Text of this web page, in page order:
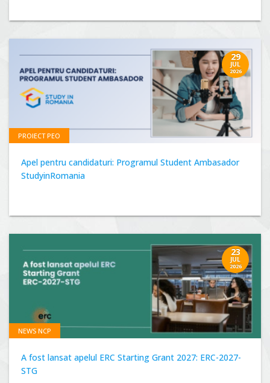
29
JUL
2026
PROIECT PEO
Apel pentru candidaturi: Programul Student Ambasador
StudyinRomania
23
JUL
2026
NEWS NCP
A fost lansat apelul ERC Starting Grant 2027: ERC-2027-
STG